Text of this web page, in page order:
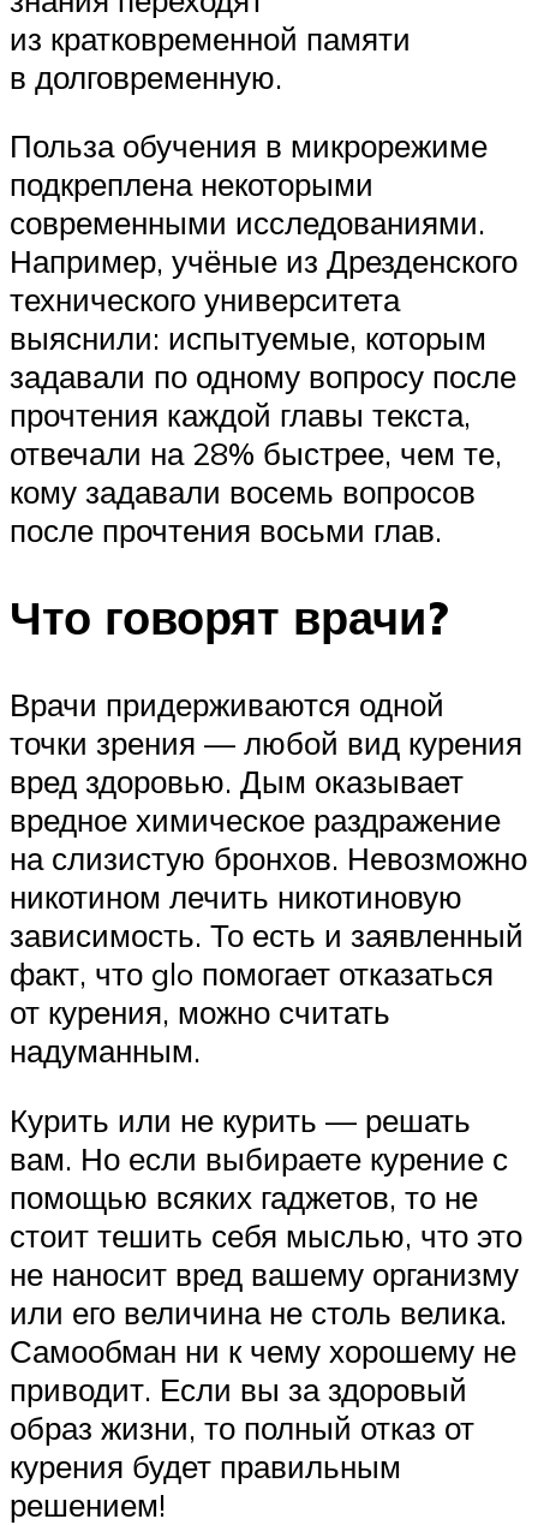
из кратковременной памяти
в долговременную.
Польза обучения в микрорежиме
подкреплена некоторыми
современными исследованиями.
Например, учёные из Дрезденского
технического университета
выяснили: испытуемые, которым
задавали по одному вопросу после
прочтения каждой главы текста,
отвечали на 28% быстрее, чем те,
кому задавали восемь вопросов
после прочтения восьми глав.
Что говорят врачи?
Врачи придерживаются одной
точки зрения — любой вид курения
вред здоровью. Дым оказывает
вредное химическое раздражение
на слизистую бронхов. Невозможно
никотином лечить никотиновую
зависимость. То есть и заявленный
факт, что glo помогает отказаться
от курения, можно считать
надуманным.
Курить или не курить — решать
вам. Но если выбираете курение с
помощью всяких гаджетов, то не
стоит тешить себя мыслью, что это
не наносит вред вашему организму
или его величина не столь велика.
Самообман ни к чему хорошему не
приводит. Если вы за здоровый
образ жизни, то полный отказ от
курения будет правильным
решением!